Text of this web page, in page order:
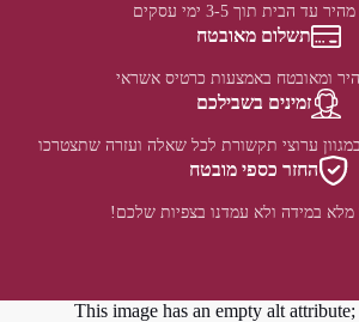
עד הבית תוך 3-5 ימי עסקים
תשלום מאובטח
ומאובטח באמצעות כרטיס אשראי
זמינים בשבילכם
ערוצי תקשורת לכל שאלה ועזרה שתצטרכו
החזר כספי מובטח
מלא במידה ולא עמדנו בצפיות שלכם!